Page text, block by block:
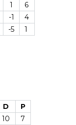
1
6
-1
4
-5 1
D
P
10
7